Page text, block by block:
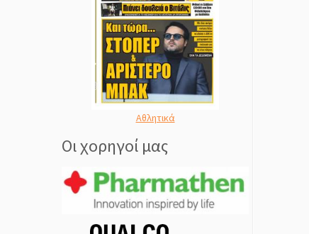
Αθλητικά
Οι χορηγοί μας